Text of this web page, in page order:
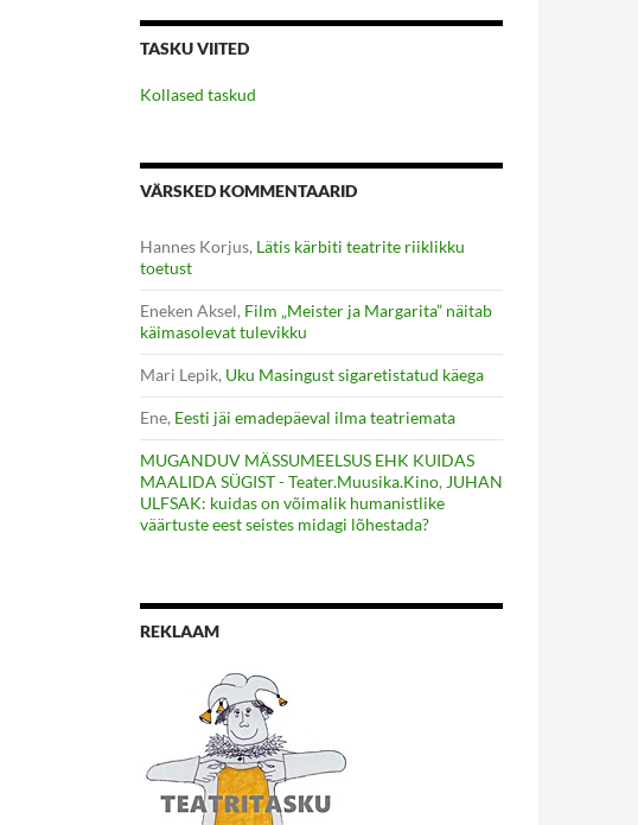
TASKU VIITED
Kollased taskud
VÄRSKED KOMMENTAARID
Hannes Korjus, Lätis kärbiti teatrite riiklikku
toetust
Eneken Aksel, Film „Meister ja Margarita” näitab
käimasolevat tulevikku
Mari Lepik, Uku Masingust sigaretistatud käega
Ene, Eesti jäi emadepäeval ilma teatriemata
MUGANDUV MÄSSUMEELSUS EHK KUIDAS
MAALIDA SÜGIST - Teater.Muusika.Kino, JUHAN
ULFSAK: kuidas on võimalik humanistlike
väärtuste eest seistes midagi lõhestada?
REKLAAM